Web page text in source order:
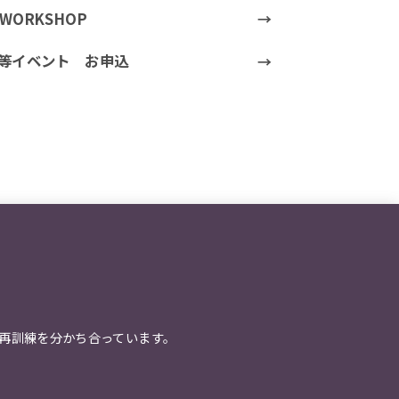
イベント お申込
訓練を分かち合っています。